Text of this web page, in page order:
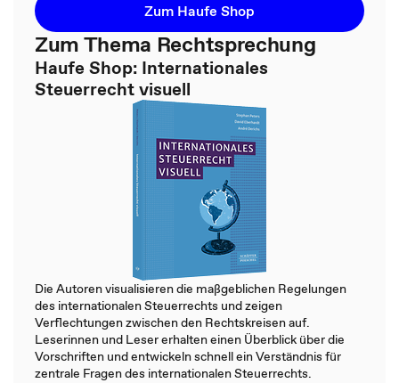
Zum Haufe Shop
Zum Thema Rechtsprechung
Haufe Shop: Internationales
Steuerrecht visuell
Die Autoren visualisieren die maßgeblichen Regelungen
des internationalen Steuerrechts und zeigen
Verflechtungen zwischen den Rechtskreisen auf.
Leserinnen und Leser erhalten einen Überblick über die
Vorschriften und entwickeln schnell ein Verständnis für
zentrale Fragen des internationalen Steuerrechts.